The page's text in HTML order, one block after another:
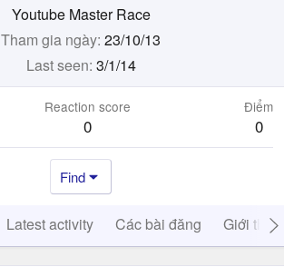
Youtube Master Race
Tham gia ngày 23/10/13
Last seen 3/1/14
Reaction score
0
Điểm
0
Find
Latest activity Các bài đăng Giới thiệu